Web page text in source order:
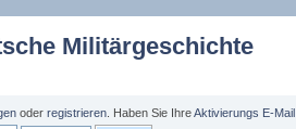
Militärgeschichte
oderregistrieren . Haben Sie IhreAktivierungs E-Mail